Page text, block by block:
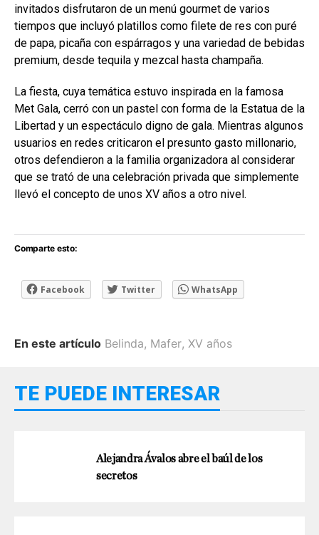
invitados disfrutaron de un menú gourmet de varios
tiempos que incluyó platillos como filete de res con puré
de papa, picaña con espárragos y una variedad de bebidas
premium, desde tequila y mezcal hasta champaña.
La fiesta, cuya temática estuvo inspirada en la famosa
Met Gala, cerró con un pastel con forma de la Estatua de la
Libertad y un espectáculo digno de gala. Mientras algunos
usuarios en redes criticaron el presunto gasto millonario,
otros defendieron a la familia organizadora al considerar
que se trató de una celebración privada que simplemente
llevó el concepto de unos XV años a otro nivel.
Comparte esto:
Facebook Twitter WhatsApp
En este artículo Belinda, Mafer, XV años
TE PUEDE INTERESAR
Alejandra Ávalos abre el baúl de los
secretos